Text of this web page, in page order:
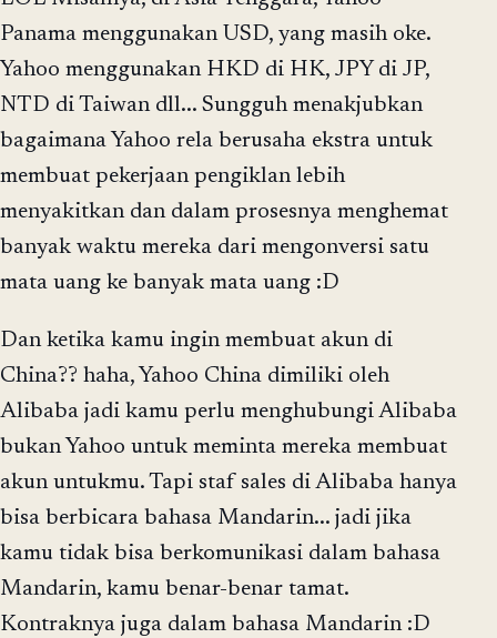
Panama menggunakan USD, yang masih oke.
Yahoo menggunakan HKD di HK, JPY di JP,
NTD di Taiwan dll... Sungguh menakjubkan
bagaimana Yahoo rela berusaha ekstra untuk
membuat pekerjaan pengiklan lebih
menyakitkan dan dalam prosesnya menghemat
banyak waktu mereka dari mengonversi satu
mata uang ke banyak mata uang :D
Dan ketika kamu ingin membuat akun di
China?? haha, Yahoo China dimiliki oleh
Alibaba jadi kamu perlu menghubungi Alibaba
bukan Yahoo untuk meminta mereka membuat
akun untukmu. Tapi staf sales di Alibaba hanya
bisa berbicara bahasa Mandarin... jadi jika
kamu tidak bisa berkomunikasi dalam bahasa
Mandarin, kamu benar-benar tamat.
Kontraknya juga dalam bahasa Mandarin :D